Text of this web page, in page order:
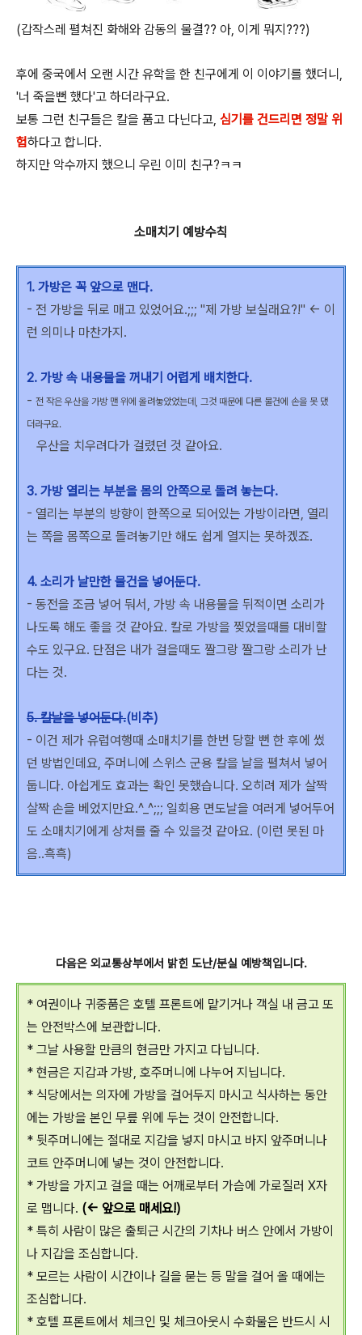
(갑작스레 펼쳐진 화해와 감동의 물결?? 아, 이게 뭐지???)
후에 중국에서 오랜 시간 유학을 한 친구에게 이 이야기를 했더니,
'너 죽을뻔 했다'고 하더라구요.
보통 그런 친구들은 칼을 품고 다닌다고, 심기를 건드리면 정말 위
험하다고 합니다.
하지만 악수까지 했으니 우린 이미 친구?ㅋㅋ
소매치기 예방수칙
1. 가방은 꼭 앞으로 맨다.
- 전 가방을 뒤로 매고 있었어요.;;; "제 가방 보실래요?!" <- 이
런 의미나 마찬가지.
2. 가방 속 내용물을 꺼내기 어렵게 배치한다.
- 전 작은 우산을 가방 맨 위에 올려놓았었는데, 그것 때문에 다른 물건에 손을 못 댔
더라구요.
우산을 치우려다가 걸렸던 것 같아요.
3. 가방 열리는 부분을 몸의 안쪽으로 돌려 놓는다.
- 열리는 부분의 방향이 한쪽으로 되어있는 가방이라면, 열리
는 쪽을 몸쪽으로 돌려놓기만 해도 쉽게 열지는 못하겠죠.
4. 소리가 날만한 물건을 넣어둔다.
- 동전을 조금 넣어 둬서, 가방 속 내용물을 뒤적이면 소리가
나도록 해도 좋을 것 같아요. 칼로 가방을 찢었을때를 대비할
수도 있구요. 단점은 내가 걸을때도 짤그랑 짤그랑 소리가 난
다는 것.
5. 칼날을 넣어둔다.(비추)
- 이건 제가 유럽여행때 소매치기를 한번 당할 뻔 한 후에 썼
던 방법인데요, 주머니에 스위스 군용 칼을 날을 펼쳐서 넣어
둡니다. 아쉽게도 효과는 확인 못했습니다. 오히려 제가 살짝
살짝 손을 베었지만요.^_^;;; 일회용 면도날을 여러게 넣어두어
도 소매치기에게 상처를 줄 수 있을것 같아요. (이런 못된 마
음..흑흑)
다음은 외교통상부에서 밝힌 도난/분실 예방책입니다.
* 여권이나 귀중품은 호텔 프론트에 맡기거나 객실 내 금고 또
는 안전박스에 보관합니다.
* 그날 사용할 만큼의 현금만 가지고 다닙니다.
* 현금은 지갑과 가방, 호주머니에 나누어 지닙니다.
* 식당에서는 의자에 가방을 걸어두지 마시고 식사하는 동안
에는 가방을 본인 무릎 위에 두는 것이 안전합니다.
* 뒷주머니에는 절대로 지갑을 넣지 마시고 바지 앞주머니나
코트 안주머니에 넣는 것이 안전합니다.
* 가방을 가지고 걸을 때는 어깨로부터 가슴에 가로질러 X자
로 맵니다. (<- 앞으로 매세요!)
* 특히 사람이 많은 출퇴근 시간의 기차나 버스 안에서 가방이
나 지갑을 조심합니다.
* 모르는 사람이 시간이나 길을 묻는 등 말을 걸어 올 때에는
조심합니다.
* 호텔 프론트에서 체크인 및 체크아웃시 수화물은 반드시 시